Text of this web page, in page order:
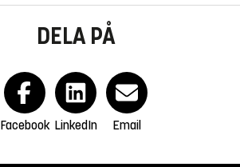
DELA PÅ
Facebook LinkedIn Email